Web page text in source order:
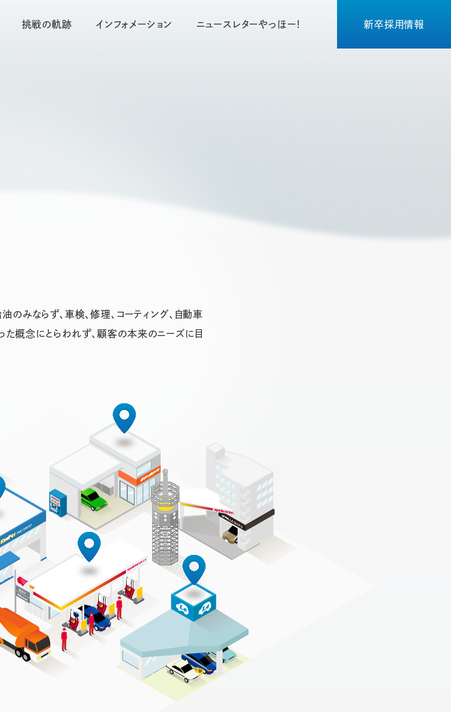
挑戦の軌跡 インフォメーション ニュースレターやっほー！ 新卒採用情報
みならず、車検、修理、コーティング、自動車
った概念にとらわれず、顧客の本来のニーズに目